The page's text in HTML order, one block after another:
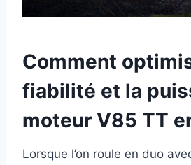
Comment
fiabilité et la
moteur V85 TT
Lorsque l’on roule en duo